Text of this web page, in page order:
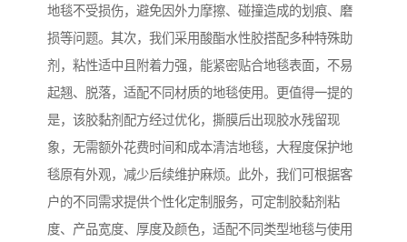
地毯不受损伤，避免因外力摩擦、碰撞造成的划痕、磨
损等问题。其次，我们采用酸酯水性胶搭配多种特殊助
剂，粘性适中且附着力强，能紧密贴合地毯表面，不易
起翘、脱落，适配不同材质的地毯使用。更值得一提的
是，该胶黏剂配方经过优化，撕膜后出现胶水残留现
象，无需额外花费时间和成本清洁地毯，大程度保护地
毯原有外观，减少后续维护麻烦。此外，我们可根据客
户的不同需求提供个性化定制服务，可定制胶黏剂粘
度、产品宽度、厚度及颜色，适配不同类型地毯与使用